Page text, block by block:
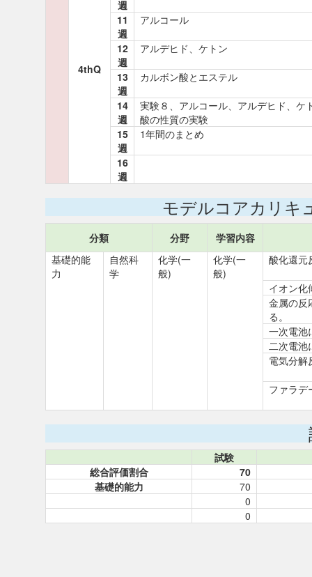
4thQ
週
11
週
アルコール
12
週
アルデヒド、ケトン
13
週
カルボン酸とエステル
14
週
実験８、アルコール、アルデヒド、ケ
酸の性質の実験
15
週
1年間のまとめ
16
週
モデルコアカリキ
分類 分野
学習内容
基礎的能
力
自然科
学
化学(一
般)
化学(一
般)
酸化還元
イオン化
金属の反
る。
一次電池
二次電池
電気分解
ファラデ
試験
総合評価割合
70
基礎的能力
70
0
0